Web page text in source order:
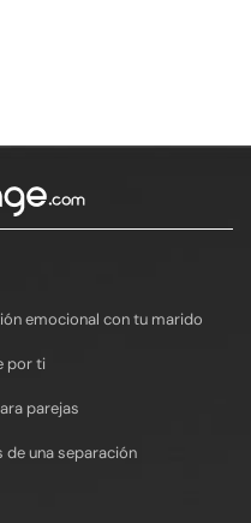
emocional con tu marido
por ti
parejas
una separación